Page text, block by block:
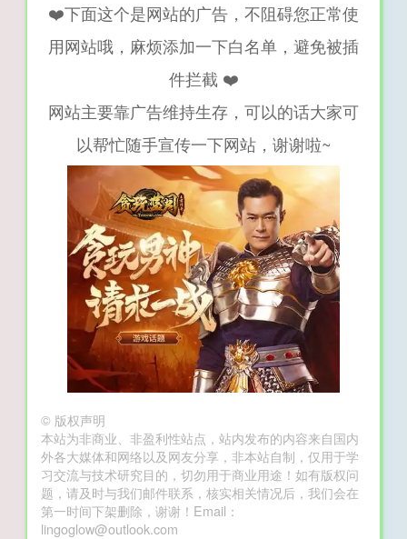
❤️下面这个是网站的广告，不阻碍您正常使
用网站哦，麻烦添加一下白名单，避免被插
件拦截 ❤️
网站主要靠广告维持生存，可以的话大家可
以帮忙随手宣传一下网站，谢谢啦~
© 版权声明
本站为非商业、非盈利性站点，站内发布的内容来自国内
外各大媒体和网络以及网友分享，非本站自制，仅用于学
习交流与技术研究目的，切勿用于商业用途！如有版权问
题，请及时与我们邮件联系，核实相关情况后，我们会在
第一时间下架删除，谢谢！Email：
lingoglow@outlook.com